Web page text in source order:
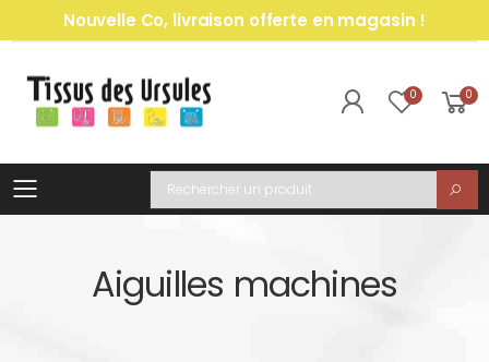
Nouvelle Co, livraison offerte en magasin !
0 0
Toggle mobile menu
Recherche
Aiguilles machines